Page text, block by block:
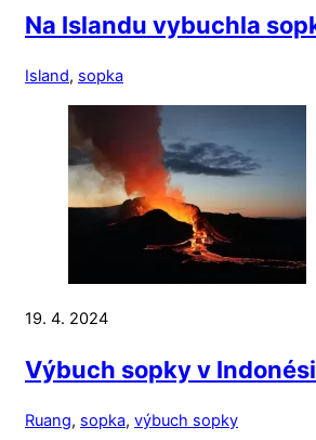
Na Islandu vybuchla
Island, sopka
19. 4. 2024
Výbuch sopky v
Ruang, sopka, výbuch sopky